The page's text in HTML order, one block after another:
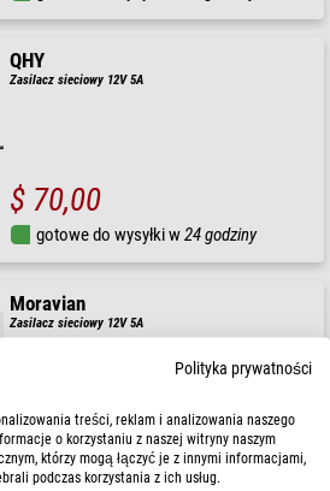
QHY
Zasilacz sieciowy 12V 5A
$ 70,00
gotowe do wysyłki w24 godziny
Moravian
Zasilacz sieciowy 12V 5A
$ 69,00
gotowe do wysyłki w 3-7 dni
Polityka prywatności
treści, reklam i analizowania naszego
o korzystaniu z naszej witryny naszym
którzy mogą łączyć je z innymi informacjami,
podczas korzystania z ich usług.